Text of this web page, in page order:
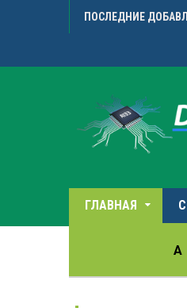
ПОСЛЕДНИЕ
ГЛАВНАЯ
A